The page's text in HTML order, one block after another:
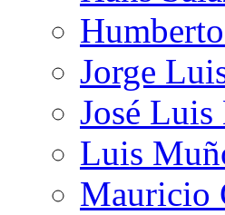
Jorge
José
Luis
Mauricio